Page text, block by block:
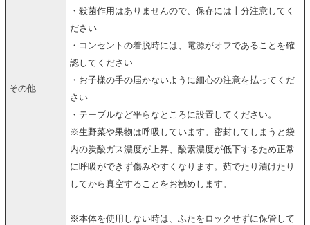
その他
・殺菌作用はありませんので、保存には十分注意してく
ださい
・コンセントの着脱時には、電源がオフであることを確
認してください
・お子様の手の届かないように細心の注意を払ってくだ
さい
・テーブルなど平らなところに設置してください。
※生野菜や果物は呼吸しています。密封してしまうと袋
内の炭酸ガス濃度が上昇、酸素濃度が低下するため正常
に呼吸ができず傷みやすくなります。茹でたり漬けたり
してから真空することをお勧めします。
※本体を使用しない時は、ふたをロックせずに保管して